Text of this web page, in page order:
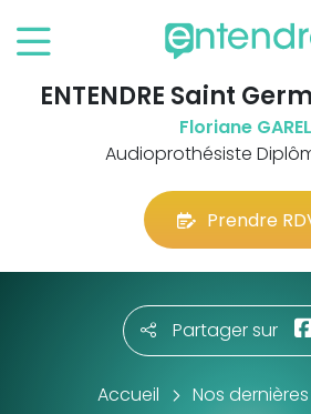
ENTENDRE Saint
Floriane
Audioprothésiste
Prendre
Partager sur
Accueil Nos